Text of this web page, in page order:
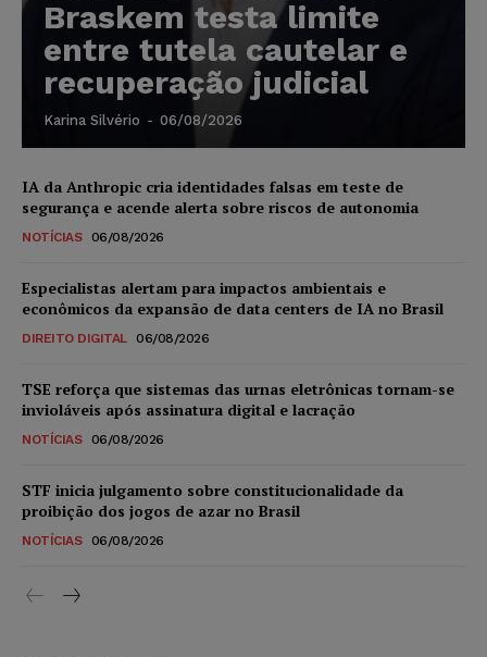
Braskem testa limite
entre tutela cautelar e
recuperação judicial
Karina Silvério - 06/08/2026
IA da Anthropic cria identidades falsas em teste de
segurança e acende alerta sobre riscos de autonomia
NOTÍCIAS 06/08/2026
Especialistas alertam para impactos ambientais e
econômicos da expansão de data centers de IA no Brasil
DIREITO DIGITAL 06/08/2026
TSE reforça que sistemas das urnas eletrônicas tornam-se
invioláveis após assinatura digital e lacração
NOTÍCIAS 06/08/2026
STF inicia julgamento sobre constitucionalidade da
proibição dos jogos de azar no Brasil
NOTÍCIAS 06/08/2026